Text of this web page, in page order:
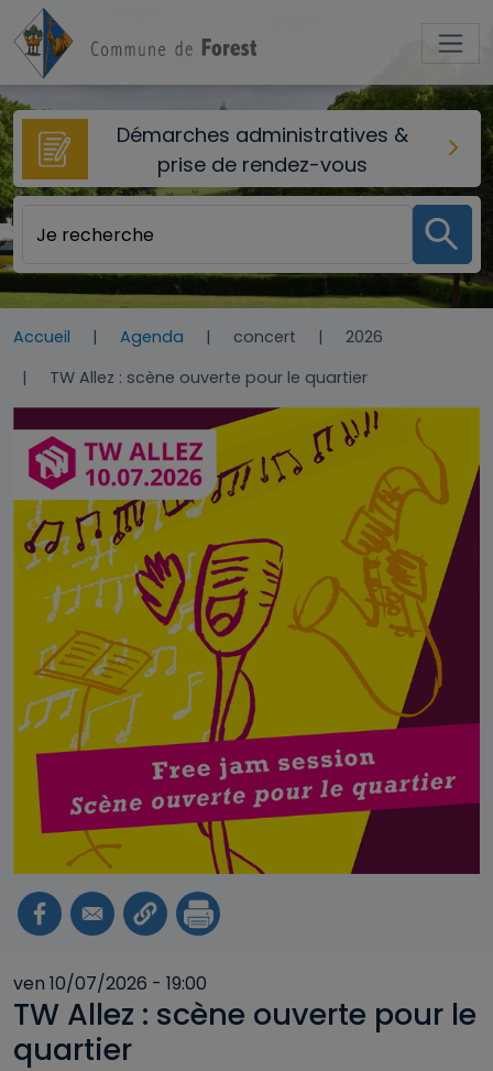
Aller au contenu principal
Démarches administratives &
prise de rendez-vous
Accueil Agenda concert
2026
TW Allez : scène ouverte pour le quartier
ven 10/07/2026 - 19:00
TW Allez : scène ouverte pour le
quartier